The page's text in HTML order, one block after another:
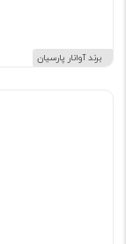
برند آوانار پارسیان